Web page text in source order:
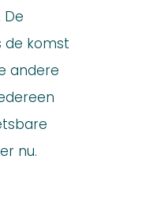
de komst
andere
nu.